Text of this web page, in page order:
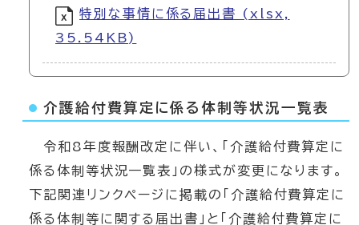
特別な事情に係る届出書 (xlsx,
35.54KB)
介護給付費算定に係る体制等状況一覧表
令和8年度報酬改定に伴い、「介護給付費算定に
係る体制等状況一覧表」の様式が変更になります。
下記関連リンクページに掲載の「介護給付費算定に
係る体制等に関する届出書」と「介護給付費算定に